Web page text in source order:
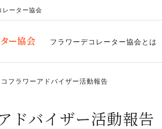
レーター協会
フラワーデコレーター協会とは
コフラワーアドバイザー活動報告
ドバイザー活動報告